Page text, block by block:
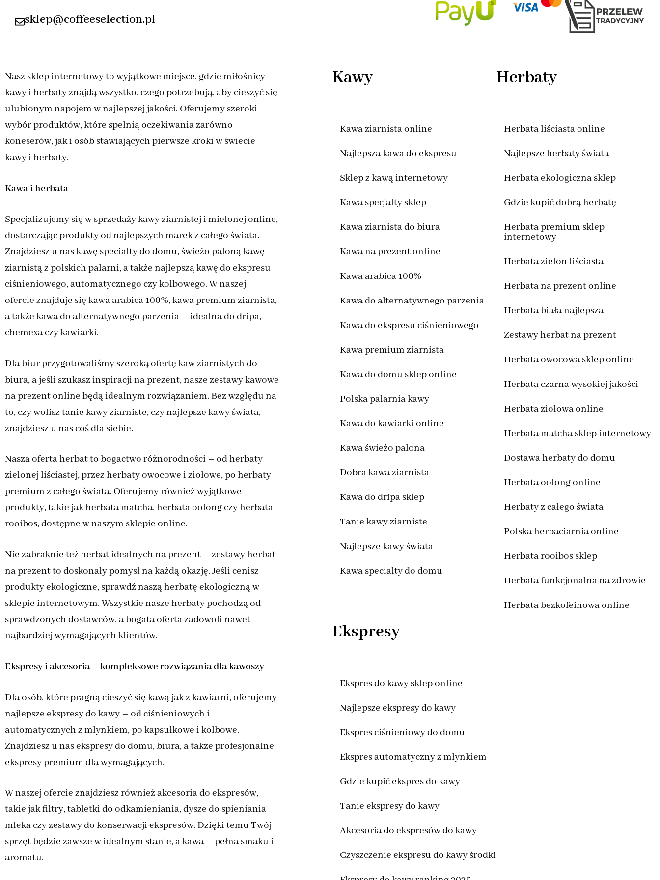
sklep@coffeeselection.pl
Nasz sklep internetowy to wyjątkowe miejsce, gdzie miłośnicy
kawy i herbaty znajdą wszystko, czego potrzebują, aby cieszyć się
ulubionym napojem w najlepszej jakości. Oferujemy szeroki
wybór produktów, które spełnią oczekiwania zarówno
koneserów, jak i osób stawiających pierwsze kroki w świecie
kawy i herbaty.
Kawa i herbata
Specjalizujemy się w sprzedaży kawy ziarnistej i mielonej online,
dostarczając produkty od najlepszych marek z całego świata.
Znajdziesz u nas kawę specialty do domu, świeżo paloną kawę
ziarnistą z polskich palarni, a także najlepszą kawę do ekspresu
ciśnieniowego, automatycznego czy kolbowego. W naszej
ofercie znajduje się kawa arabica 100%, kawa premium ziarnista,
a także kawa do alternatywnego parzenia – idealna do dripa,
chemexa czy kawiarki.
Dla biur przygotowaliśmy szeroką ofertę kaw ziarnistych do
biura, a jeśli szukasz inspiracji na prezent, nasze zestawy kawowe
na prezent online będą idealnym rozwiązaniem. Bez względu na
to, czy wolisz tanie kawy ziarniste, czy najlepsze kawy świata,
znajdziesz u nas coś dla siebie.
Nasza oferta herbat to bogactwo różnorodności – od herbaty
zielonej liściastej, przez herbaty owocowe i ziołowe, po herbaty
premium z całego świata. Oferujemy również wyjątkowe
produkty, takie jak herbata matcha, herbata oolong czy herbata
rooibos, dostępne w naszym sklepie online.
Nie zabraknie też herbat idealnych na prezent – zestawy herbat
na prezent to doskonały pomysł na każdą okazję. Jeśli cenisz
produkty ekologiczne, sprawdź naszą herbatę ekologiczną w
sklepie internetowym. Wszystkie nasze herbaty pochodzą od
sprawdzonych dostawców, a bogata oferta zadowoli nawet
najbardziej wymagających klientów.
Ekspresy i akcesoria – kompleksowe rozwiązania dla kawoszy
Dla osób, które pragną cieszyć się kawą jak z kawiarni, oferujemy
najlepsze ekspresy do kawy – od ciśnieniowych i
automatycznych z młynkiem, po kapsułkowe i kolbowe.
Znajdziesz u nas ekspresy do domu, biura, a także profesjonalne
ekspresy premium dla wymagających.
W naszej ofercie znajdziesz również akcesoria do ekspresów,
takie jak filtry, tabletki do odkamieniania, dysze do spieniania
mleka czy zestawy do konserwacji ekspresów. Dzięki temu Twój
sprzęt będzie zawsze w idealnym stanie, a kawa – pełna smaku i
aromatu.
Kawy
Kawa ziarnista online
Najlepsza kawa do ekspresu
Sklep z kawą internetowy
Kawa specjalty sklep
Kawa ziarnista do biura
Kawa na prezent online
Kawa arabica 100%
Kawa do alternatywnego parzenia
Kawa do ekspresu ciśnieniowego
Kawa premium ziarnista
Kawa do domu sklep online
Polska palarnia kawy
Kawa do kawiarki online
Kawa świeżo palona
Dobra kawa ziarnista
Kawa do dripa sklep
Tanie kawy ziarniste
Najlepsze kawy świata
Kawa specialty do domu
Herbaty
Herbata liściasta online
Najlepsze herbaty świata
Herbata ekologiczna sklep
Gdzie kupić dobrą herbatę
Herbata premium sklep
internetowy
Herbata zielon liściasta
Herbata na prezent online
Herbata biała najlepsza
Zestawy herbat na prezent
Herbata owocowa sklep online
Herbata czarna wysokiej jakości
Herbata ziołowa online
Herbata matcha sklep internetowy
Dostawa herbaty do domu
Herbata oolong online
Herbaty z całego świata
Polska herbaciarnia online
Herbata rooibos sklep
Herbata funkcjonalna na zdrowie
Herbata bezkofeinowa online
Ekspresy
Ekspres do kawy sklep online
Najlepsze ekspresy do kawy
Ekspres ciśnieniowy do domu
Ekspres automatyczny z młynkiem
Gdzie kupić ekspres do kawy
Tanie ekspresy do kawy
Akcesoria do ekspresów do kawy
Czyszczenie ekspresu do kawy środki